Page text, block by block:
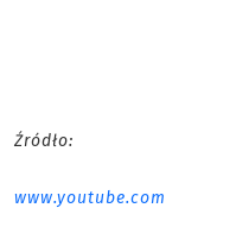
Źródło:
www.youtube.com